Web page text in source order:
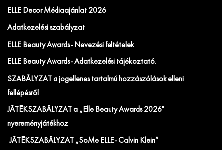
ELLE Decor Médiaajánlat 2026
Adatkezelési szabályzat
ELLE Beauty Awards - Nevezési feltételek
ELLE Beauty Awards - Adatkezelési tájékoztató.
SZABÁLYZAT a jogellenes tartalmú hozzászólások elleni
fellépésről
JÁTÉKSZABÁLYZAT a „Elle Beauty Awards 2026"
nyereményjátékhoz
JÁTÉKSZABÁLYZAT „SoMe ELLE - Calvin Klein”